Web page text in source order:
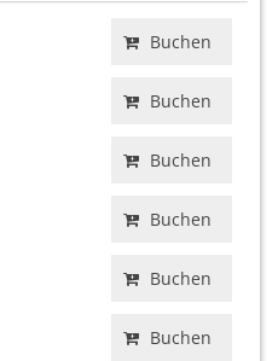
Buchen
Buchen
Buchen
Buchen
Buchen
Buchen